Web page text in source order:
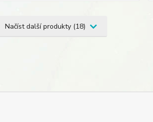
Načíst další produkty (18)